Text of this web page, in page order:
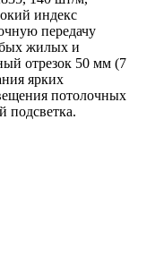
индекс
передачу
жилых и
отрезок 50 мм (7
ярких
потолочных
подсветка.